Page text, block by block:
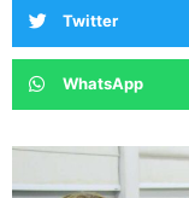
Twitter
WhatsApp